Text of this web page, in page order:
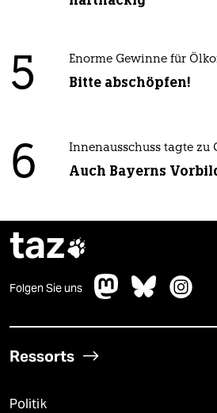
5 Enorme Gewinne für
Bitte abschöpfen!
6 Innenausschuss tagte zu
Auch Bayerns
taz
Folgen Sie uns
Ressorts
Politik